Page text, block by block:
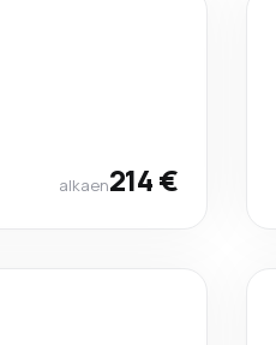
alkaen214 €